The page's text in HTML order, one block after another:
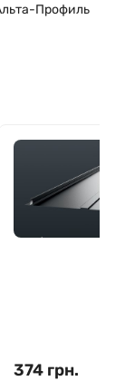
Профиль
374 грн.